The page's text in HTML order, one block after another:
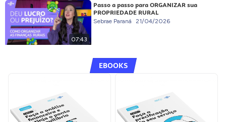
07:43
Passo a passo para ORGANIZAR sua
PROPRIEDADE RURAL
Sebrae Paraná 21/04/2026
EBOOKS